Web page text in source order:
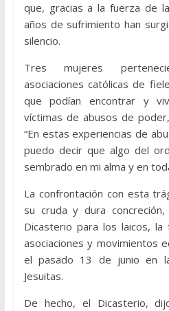
que, gracias a la fuerza de
años de sufrimiento han
silencio.
Tres mujeres
asociaciones católicas de
que podían encontrar y
víctimas de abusos de
“En estas experiencias de
puedo decir que algo del
sembrado en mi alma y en
La confrontación con esta
su cruda y dura
Dicasterio para los laicos,
asociaciones y movimientos
el pasado 13 de junio en
Jesuitas.
De hecho, el Dicasterio,